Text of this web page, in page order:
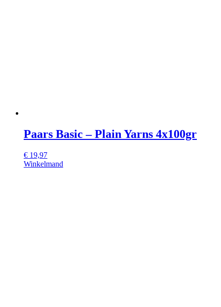
Paars Basic – Plain Yarns 4x100gr
€ 19,97
Winkelmand